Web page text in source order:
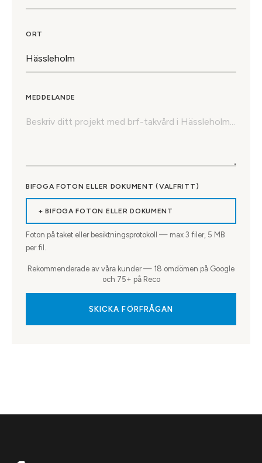
ORT
MEDDELANDE
BIFOGA FOTON ELLER DOKUMENT (VALFRITT)
+ BIFOGA FOTON ELLER DOKUMENT
Foton på taket eller besiktningsprotokoll — max 3 filer, 5 MB
per fil.
Rekommenderade av våra kunder — 18 omdömen på Google
och 75+ på Reco
SKICKA FÖRFRÅGAN